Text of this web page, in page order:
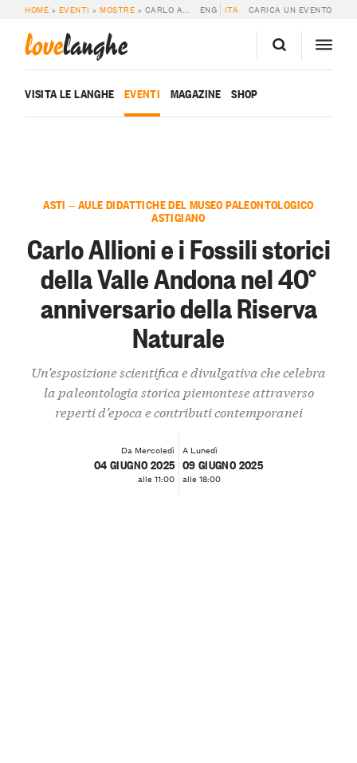
HOME » EVENTI »MOSTRE » CARLO ALLIONI E I FOSSILI STORICI DELLA VALLE ANDONA NEL 40° ANNIVERSARIO DELLA RISERVA NATURALE ENG ITA CARICA UN EVENTO
lovelanghe
VISITA LE LANGHE EVENTI MAGAZINE SHOP
ASTI — AULE DIDATTICHE DEL MUSEO PALEONTOLOGICO
ASTIGIANO
Carlo Allioni e i Fossili storici
della Valle Andona nel 40°
anniversario della Riserva
Naturale
Un’esposizione scientifica e divulgativa che celebra
la paleontologia storica piemontese attraverso
reperti d’epoca e contributi contemporanei
Da Mercoledì
04 GIUGNO 2025
alle 11:00
A Lunedì
09 GIUGNO 2025
alle 18:00